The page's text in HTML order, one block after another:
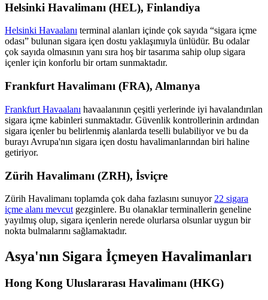
Helsinki Havalimanı (HEL), Finlandiya
Helsinki Havaalanı terminal alanları içinde çok sayıda “sigara içme
odası” bulunan sigara içen dostu yaklaşımıyla ünlüdür. Bu odalar
çok sayıda olmasının yanı sıra hoş bir tasarıma sahip olup sigara
içenler için konforlu bir ortam sunmaktadır.
Frankfurt Havalimanı (FRA), Almanya
Frankfurt Havaalanı havaalanının çeşitli yerlerinde iyi havalandırılan
sigara içme kabinleri sunmaktadır. Güvenlik kontrollerinin ardından
sigara içenler bu belirlenmiş alanlarda teselli bulabiliyor ve bu da
burayı Avrupa'nın sigara içen dostu havalimanlarından biri haline
getiriyor.
Zürih Havalimanı (ZRH), İsviçre
Zürih Havalimanı toplamda çok daha fazlasını sunuyor 22 sigara
içme alanı mevcut gezginlere. Bu olanaklar terminallerin geneline
yayılmış olup, sigara içenlerin nerede olurlarsa olsunlar uygun bir
nokta bulmalarını sağlamaktadır.
Asya'nın Sigara İçmeyen Havalimanları
Hong Kong Uluslararası Havalimanı (HKG)